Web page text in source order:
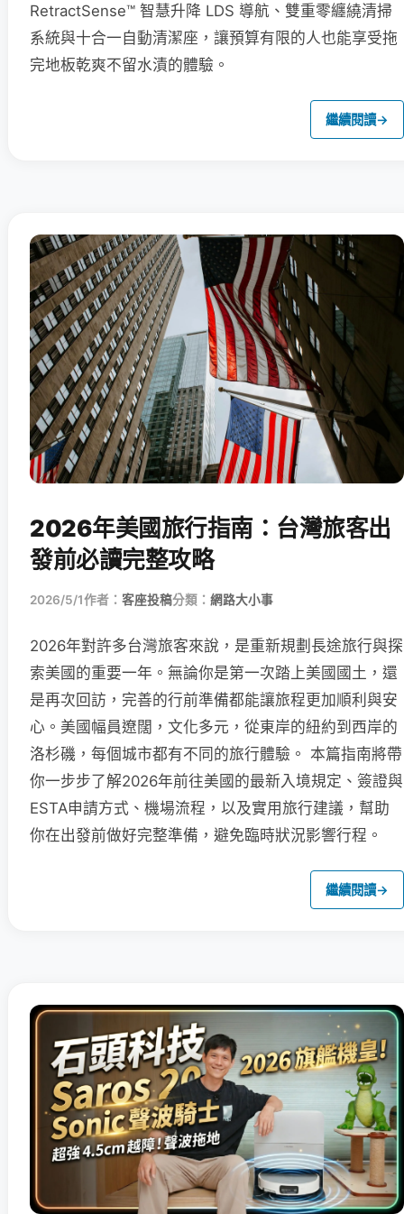
RetractSense™ 智慧升降 LDS 導航、雙重零纏繞清掃
系統與十合一自動清潔座，讓預算有限的人也能享受拖
完地板乾爽不留水漬的體驗。
繼續閱讀→
2026年美國旅行指南：台灣旅客出
發前必讀完整攻略
2026/5/1作者： 客座投稿分類： 網路大小事
2026年對許多台灣旅客來說，是重新規劃長途旅行與探
索美國的重要一年。無論你是第一次踏上美國國土，還
是再次回訪，完善的行前準備都能讓旅程更加順利與安
心。美國幅員遼闊，文化多元，從東岸的紐約到西岸的
洛杉磯，每個城市都有不同的旅行體驗。 本篇指南將帶
你一步步了解2026年前往美國的最新入境規定、簽證與
ESTA申請方式、機場流程，以及實用旅行建議，幫助
你在出發前做好完整準備，避免臨時狀況影響行程。
繼續閱讀→